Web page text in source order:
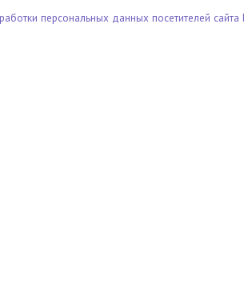
персональных данных посетителей